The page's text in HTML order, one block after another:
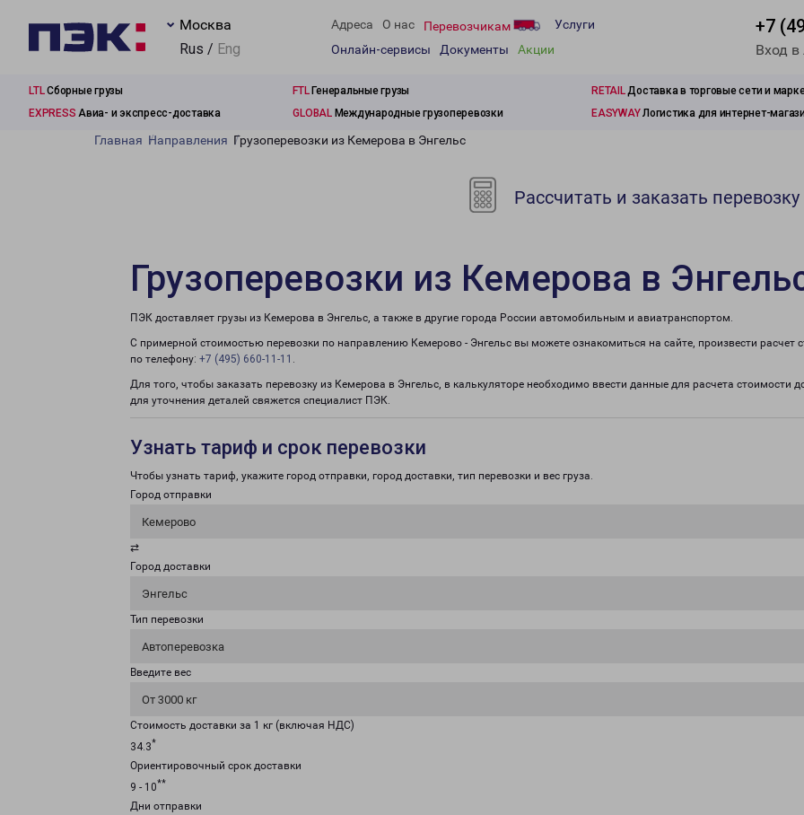
Москва
Rus / Eng
Адреса О нас Перевозчикам
Услуги
Онлайн-сервисы
Документы Акции
+7
Вход
LTLСборные грузы FTLГенеральные грузы RETAILДоставка в торговые сети и
EXPRESS Авиа- и экспресс-доставка GLOBALМеждународные грузоперевозки EASYWAYЛогистика для интернет-
Главная Направления Грузоперевозки из Кемерова в Энгельс
Рассчитать и заказать перевозку
Грузоперевозки из Кемерова в
ПЭК доставляет грузы из Кемерова в Энгельс, а также в другие города России автомобильным и авиатранспортом.
С примерной стоимостью перевозки по направлению Кемерово - Энгельс вы можете ознакомиться на сайте, произвести
по телефону: +7 (495) 660-11-11 .
Для того, чтобы заказать перевозку из Кемерова в Энгельс, в калькуляторе необходимо ввести данные для расчета стоимости
для уточнения деталей свяжется специалист ПЭК.
Узнать тариф и срок перевозки
Чтобы узнать тариф, укажите город отправки, город доставки, тип перевозки и вес груза.
Город отправки
Кемерово
⇄
Город доставки
Энгельс
Тип перевозки
Автоперевозка
Введите вес
От 3000 кг
Стоимость доставки за 1 кг (включая НДС)
34.3*
Ориентировочный срок доставки
9 - 10**
Дни отправки